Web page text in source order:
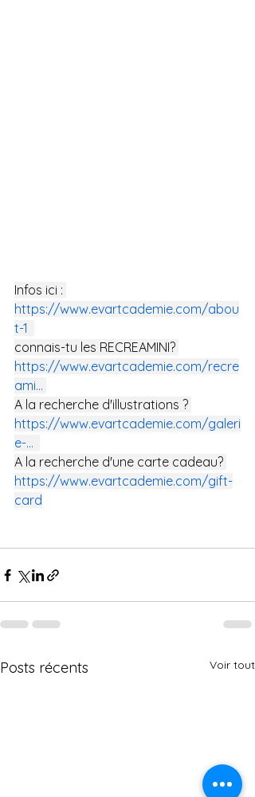
Infos ici :
https://www.evartcademie.com/abou
t-1
connais-tu les RECREAMINI?
https://www.evartcademie.com/recre
ami...
A la recherche d'illustrations ?
https://www.evartcademie.com/galeri
e-...
A la recherche d'une carte cadeau?
https://www.evartcademie.com/gift-
card
Posts récents Voir tout